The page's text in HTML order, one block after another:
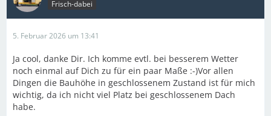
Frisch-dabei
5. Februar 2026 um 13:41
Ja cool, danke Dir. Ich komme evtl. bei besserem Wetter
noch einmal auf Dich zu für ein paar Maße :-)Vor allen
Dingen die Bauhöhe in geschlossenem Zustand ist für mich
wichtig, da ich nicht viel Platz bei geschlossenem Dach
habe.